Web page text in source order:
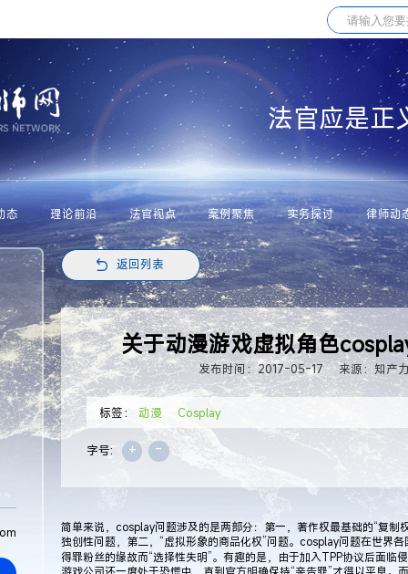
法官应是正
态 理论前沿 法官视点 案例聚焦 实务探讨 律师动
返回列表
关于动漫游戏虚拟角色
发布时间：2017-05-17 来源：知产
标签： 动漫 Cosplay
字号: + -
简单来说，cosplay问题涉及的是两部分：第一，著作权最基础的“复制
独创性问题，第二，“虚拟形象的商品化权”问题。cosplay问题在世界
得罪粉丝的缘故而“选择性失明”。有趣的是，由于加入TPP协议后面临
游戏公司还一度处于恐慌中，直到官方明确保持“亲告罪”才得以平息